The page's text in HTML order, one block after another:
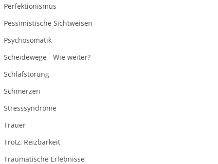
Perfektionismus
Pessimistische Sichtweisen
Psychosomatik
Scheidewege - Wie weiter?
Schlafstörung
Schmerzen
Stresssyndrome
Trauer
Trotz, Reizbarkeit
Traumatische Erlebnisse